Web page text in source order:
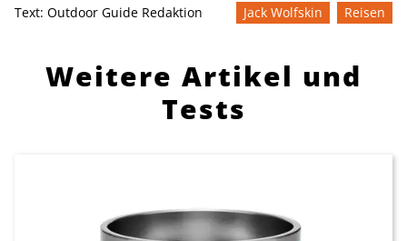
Text: Outdoor Guide Redaktion Jack Wolfskin Reisen
Weitere Artikel und
Tests